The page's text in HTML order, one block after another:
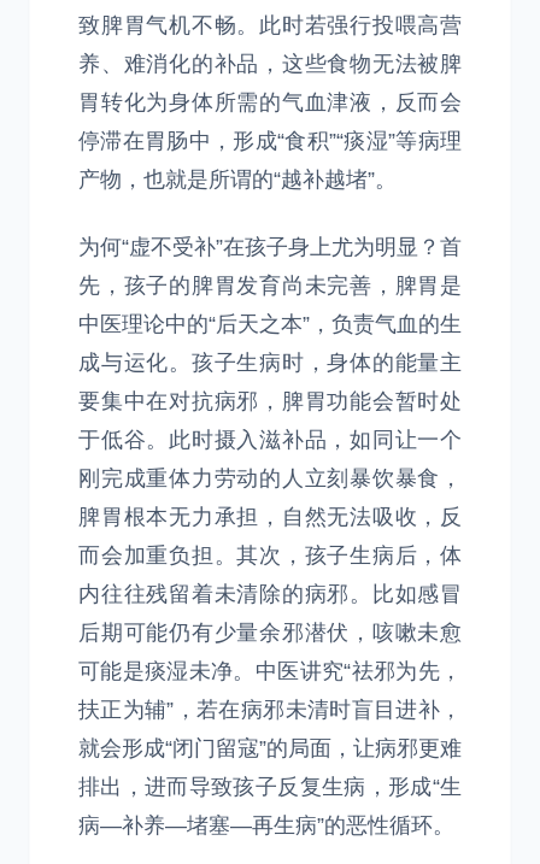
致脾胃气机不畅。此时若强行投喂高营
养、难消化的补品，这些食物无法被脾
胃转化为身体所需的气血津液，反而会
停滞在胃肠中，形成“食积”“痰湿”等病理
产物，也就是所谓的“越补越堵”。
为何“虚不受补”在孩子身上尤为明显？首
先，孩子的脾胃发育尚未完善，脾胃是
中医理论中的“后天之本”，负责气血的生
成与运化。孩子生病时，身体的能量主
要集中在对抗病邪，脾胃功能会暂时处
于低谷。此时摄入滋补品，如同让一个
刚完成重体力劳动的人立刻暴饮暴食，
脾胃根本无力承担，自然无法吸收，反
而会加重负担。其次，孩子生病后，体
内往往残留着未清除的病邪。比如感冒
后期可能仍有少量余邪潜伏，咳嗽未愈
可能是痰湿未净。中医讲究“祛邪为先，
扶正为辅”，若在病邪未清时盲目进补，
就会形成“闭门留寇”的局面，让病邪更难
排出，进而导致孩子反复生病，形成“生
病—补养—堵塞—再生病”的恶性循环。